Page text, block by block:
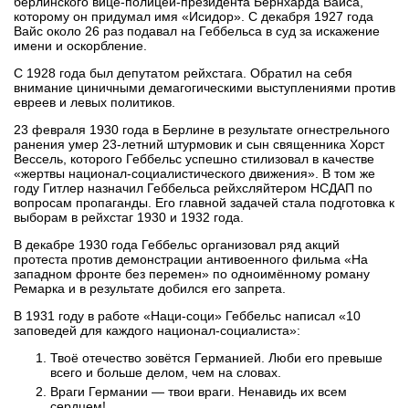
которому он придумал имя «Исидор». С декабря 1927 года
Вайс около 26 раз подавал на Геббельса в суд за искажение
имени и оскорбление.
С 1928 года был депутатом рейхстага. Обратил на себя
внимание циничными демагогическими выступлениями против
евреев и левых политиков.
23 февраля 1930 года в Берлине в результате огнестрельного
ранения умер 23-летний штурмовик и сын священника Хорст
Вессель, которого Геббельс успешно стилизовал в качестве
«жертвы национал-социалистического движения». В том же
году Гитлер назначил Геббельса рейхсляйтером НСДАП по
вопросам пропаганды. Его главной задачей стала подготовка к
выборам в рейхстаг 1930 и 1932 года.
В декабре 1930 года Геббельс организовал ряд акций
протеста против демонстрации антивоенного фильма «На
западном фронте без перемен» по одноимённому роману
Ремарка и в результате добился его запрета.
В 1931 году в работе «Наци-соци» Геббельс написал «10
заповедей для каждого национал-социалиста»:
Твоё отечество зовётся Германией. Люби его превыше
всего и больше делом, чем на словах.
Враги Германии — твои враги. Ненавидь их всем